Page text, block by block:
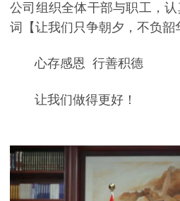
公司组织全体干部与职工，
词【让我们只争朝夕，不负韶
心存感恩 行善积德
让我们做得更好！